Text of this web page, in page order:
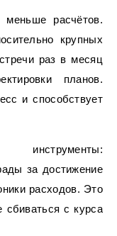
расчётов.
крупных
раз в месяц
планов.
и способствует
инструменты:
за достижение
расходов. Это
сбиваться с курса